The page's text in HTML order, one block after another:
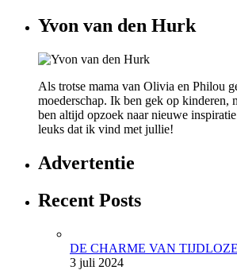
Yvon van den Hurk
Als trotse mama van Olivia en Philou
moederschap. Ik ben gek op kinderen,
ben altijd opzoek naar nieuwe
leuks dat ik vind met jullie!
Advertentie
Recent Posts
DE CHARME VAN
3 juli 2024